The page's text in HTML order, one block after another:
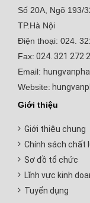
Số 20A, Ngõ 193/
TP.Hà Nội
Điện thoại: 024.
Fax: 024. 321 272
Email:
Website:
Giới thiệu
Giới thiệu chung
Chính sách chất
Sơ đồ tổ chức
Lĩnh vực kinh
Tuyển dụng